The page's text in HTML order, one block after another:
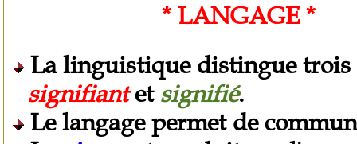
* LANGAGE *
La linguistique distingue trois
signifiantet signifié.
Le langage permet de